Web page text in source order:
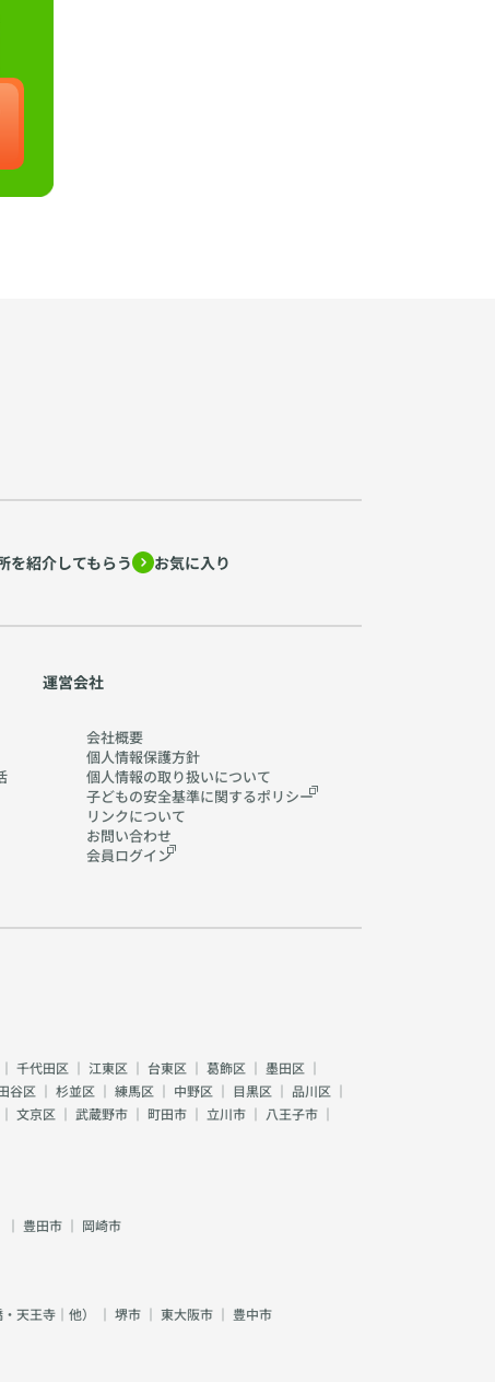
を紹介してもらう お気に入り
運営会社
会社概要
個人情報保護方針
個人情報の取り扱いについて
子どもの安全基準に関するポリシー
リンクについて
お問い合わせ
会員ログイン
｜ 千代田区 ｜ 江東区 ｜ 台東区 ｜ 葛飾区 ｜ 墨田区 ｜
谷区 ｜ 杉並区 ｜ 練馬区 ｜ 中野区 ｜ 目黒区 ｜ 品川区 ｜
｜ 文京区 ｜ 武蔵野市 ｜ 町田市 ｜ 立川市 ｜ 八王子市 ｜
｜ 豊田市 ｜ 岡崎市
天王寺｜他） ｜ 堺市 ｜ 東大阪市 ｜ 豊中市